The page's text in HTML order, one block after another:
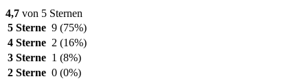
4,7 von 5 Sternen
5 Sterne 9 (75%)
4 Sterne 2 (16%)
3 Sterne 1 (8%)
2 Sterne 0 (0%)